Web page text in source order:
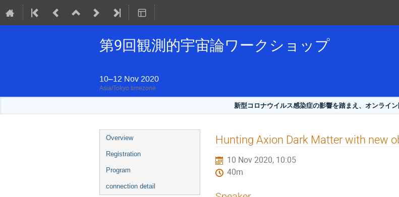
第9回観測的宇宙論ワークショップ
10–12 Nov 2020
Asia/Tokyo timezone
新型コロナウイルス感染症の影響を踏まえ、オンライン
Event
menu
Overview
Registration
Program
connection detail
Hunting Axion Dark Matter with new
10 Nov 2020, 10:05
40m